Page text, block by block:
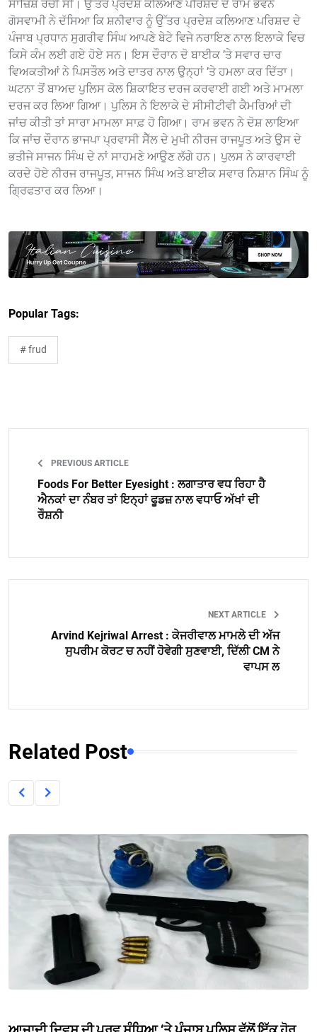
ਸਾਜ਼ਿਸ਼ ਰਚੀ ਸੀ। ਉੱਤਰ ਪ੍ਰਦੇਸ਼ ਕਲਿਆਣ ਪਰਿਸ਼ਦ ਦੇ ਰਾਮ ਭਵਨ
ਗੋਸਵਾਮੀ ਨੇ ਦੱਸਿਆ ਕਿ ਸ਼ਨੀਵਾਰ ਨੂੰ ਉੱਤਰ ਪ੍ਰਦੇਸ਼ ਕਲਿਆਣ ਪਰਿਸ਼ਦ ਦੇ
ਪੰਜਾਬ ਪ੍ਰਧਾਨ ਸੁਗਰੀਵ ਸਿੰਘ ਆਪਣੇ ਬੇਟੇ ਵਿਜੇ ਨਰਾਇਣ ਨਾਲ ਇਲਾਕੇ ਵਿਚ
ਕਿਸੇ ਕੰਮ ਲਈ ਗਏ ਹੋਏ ਸਨ। ਇਸ ਦੌਰਾਨ ਦੋ ਬਾਈਕ ’ਤੇ ਸਵਾਰ ਚਾਰ
ਵਿਅਕਤੀਆਂ ਨੇ ਪਿਸਤੌਲ ਅਤੇ ਦਾਤਰ ਨਾਲ ਉਨ੍ਹਾਂ ’ਤੇ ਹਮਲਾ ਕਰ ਦਿੱਤਾ।
ਘਟਨਾ ਤੋਂ ਬਾਅਦ ਪੁਲਿਸ ਕੋਲ ਸ਼ਿਕਾਇਤ ਦਰਜ ਕਰਵਾਈ ਗਈ ਅਤੇ ਮਾਮਲਾ
ਦਰਜ ਕਰ ਲਿਆ ਗਿਆ। ਪੁਲਿਸ ਨੇ ਇਲਾਕੇ ਦੇ ਸੀਸੀਟੀਵੀ ਕੈਮਰਿਆਂ ਦੀ
ਜਾਂਚ ਕੀਤੀ ਤਾਂ ਸਾਰਾ ਮਾਮਲਾ ਸਾਫ਼ ਹੋ ਗਿਆ। ਰਾਮ ਭਵਨ ਨੇ ਦੋਸ਼ ਲਾਇਆ
ਕਿ ਜਾਂਚ ਦੌਰਾਨ ਭਾਜਪਾ ਪ੍ਰਵਾਸੀ ਸੈੱਲ ਦੇ ਮੁਖੀ ਨੀਰਜ ਰਾਜਪੂਤ ਅਤੇ ਉਸ ਦੇ
ਭਤੀਜੇ ਸਾਜਨ ਸਿੰਘ ਦੇ ਨਾਂ ਸਾਹਮਣੇ ਆਉਣ ਲੱਗੇ ਹਨ। ਪੁਲਸ ਨੇ ਕਾਰਵਾਈ
ਕਰਦੇ ਹੋਏ ਨੀਰਜ ਰਾਜਪੂਤ, ਸਾਜਨ ਸਿੰਘ ਅਤੇ ਬਾਈਕ ਸਵਾਰ ਨਿਸ਼ਾਨ ਸਿੰਘ ਨੂੰ
ਗ੍ਰਿਫਤਾਰ ਕਰ ਲਿਆ।
Popular Tags:
# frud
PREVIOUS ARTICLE
Foods For Better Eyesight : ਲਗਾਤਾਰ ਵਧ ਰਿਹਾ ਹੈ
ਐਨਕਾਂ ਦਾ ਨੰਬਰ ਤਾਂ ਇਨ੍ਹਾਂ ਫੂਡਜ਼ ਨਾਲ ਵਧਾਓ ਅੱਖਾਂ ਦੀ
ਰੌਸ਼ਨੀ
NEXT ARTICLE
Arvind Kejriwal Arrest : ਕੇਜਰੀਵਾਲ ਮਾਮਲੇ ਦੀ ਅੱਜ
ਸੁਪਰੀਮ ਕੋਰਟ ਚ ਨਹੀਂ ਹੋਵੇਗੀ ਸੁਣਵਾਈ, ਦਿੱਲੀ CM ਨੇ
ਵਾਪਸ ਲ
Related Post